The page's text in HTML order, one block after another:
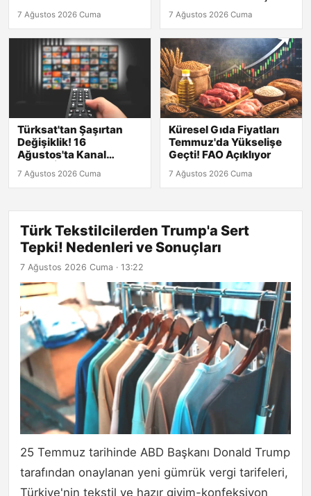
Yumaklı Açıkladı
7 Ağustos 2026 Cuma 7 Ağustos 2026 Cuma
Türksat'tan Şaşırtan
Değişiklik! 16
Ağustos'ta Kanal
Doğacak!
7 Ağustos 2026 Cuma
Küresel Gıda Fiyatları
Temmuz'da Yükselişe
Geçti! FAO Açıklıyor
7 Ağustos 2026 Cuma
Türk Tekstilcilerden Trump'a Sert
Tepki! Nedenleri ve Sonuçları
7 Ağustos 2026 Cuma · 13:22
25 Temmuz tarihinde ABD Başkanı Donald Trump
tarafından onaylanan yeni gümrük vergi tarifeleri,
Türkiye'nin tekstil ve hazır giyim-konfeksiyon